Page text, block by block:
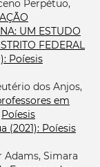
Perpétuo,
UM ESTUDO
FEDERAL
Poíesis
dos Anjos,
em
Poíesis
(2021): Poíesis
Adams, Simara